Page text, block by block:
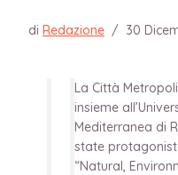
di Redazione / 30
La Città
insieme
Mediterranea di
state
“Natural,